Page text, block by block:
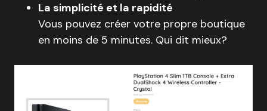
La simplicité et la rapidité
Vous pouvez créer votre propre boutique
en moins de 5 minutes. Qui dit mieux?